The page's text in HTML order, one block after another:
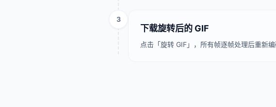
3
下载旋转后的 GIF
点击「旋转 GIF」，所有帧逐帧处理后重新